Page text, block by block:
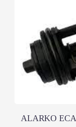
ALARKO